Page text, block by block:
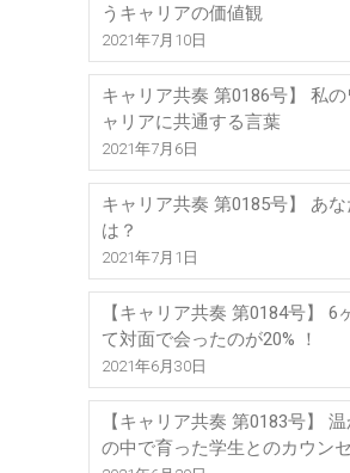
うキャリアの価値観
2021年7月10日
キャリア共奏 第0186号】 私
ャリアに共通する言葉
2021年7月6日
キャリア共奏 第0185号】 あ
は？
2021年7月1日
【キャリア共奏 第0184号】 6
て対面で会ったのが20% ！
2021年6月30日
【キャリア共奏 第0183号】
の中で育った学生とのカウン